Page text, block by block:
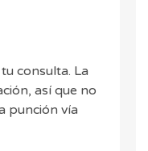
consulta. La
así que no
punción vía